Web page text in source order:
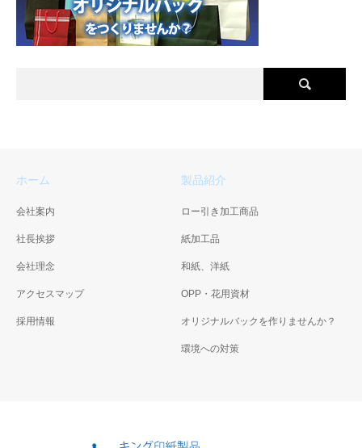
ホーム
会社案内
社長挨拶
会社理念
アクセスマップ
採用情報
製品紹介
ロー引き加工商品
紙加工品
和紙、洋紙
OPP・花用資材
オリジナルバックを作りませんか？
環境への対策